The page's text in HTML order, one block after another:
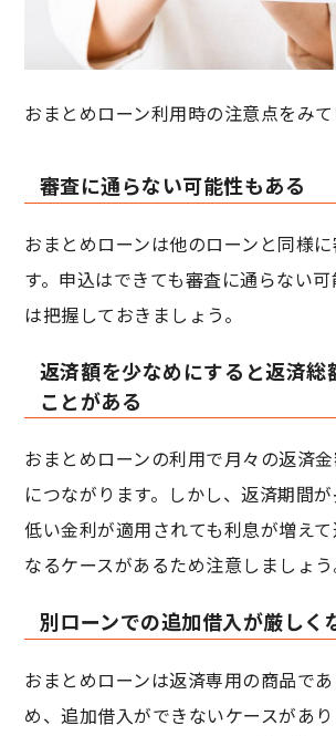
おまとめローン利用時の注意点をみて
審査に通らない可能性もある
おまとめローンは他のローンと同様
す。申込はできても審査に通らない
は把握しておきましょう。
返済額を少なめにすると返済総
ことがある
おまとめローンの利用で月々の返済
につながります。しかし、返済期間が
低い金利が適用されても利息が増え
なるケースがあるため注意しましょう
別ローンでの追加借入が厳しく
おまとめローンは返済専用の商品で
め、追加借入ができないケースがあ